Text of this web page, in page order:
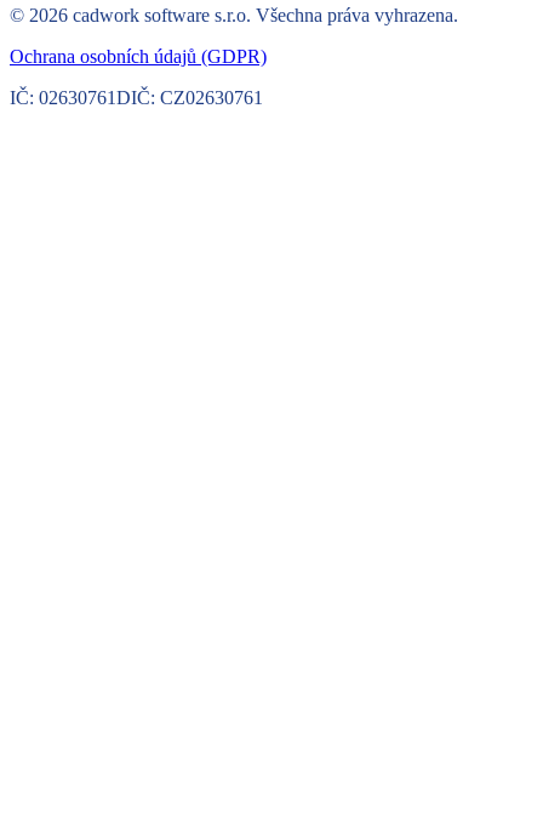
© 2026 cadwork software s.r.o. Všechna práva vyhrazena.
Ochrana osobních údajů (GDPR)
IČ: 02630761DIČ: CZ02630761